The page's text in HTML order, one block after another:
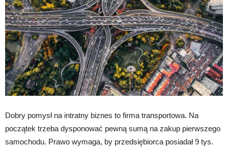
Dobry pomysł na intratny biznes to firma transportowa. Na
początek trzeba dysponować pewną sumą na zakup pierwszego
samochodu. Prawo wymaga, by przedsiębiorca posiadał 9 tys.